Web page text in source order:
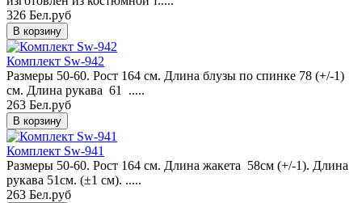
326 Бел.руб
Комплект Sw-942
Размеры 50-60. Рост 164 см. Длина блузы по спинке 78 (+/-1)
см. Длина рукава 61 .....
263 Бел.руб
Комплект Sw-941
Размеры 50-60. Рост 164 см. Длина жакета 58см (+/-1). Длина
рукава 51см. (±1 см). .....
263 Бел.руб